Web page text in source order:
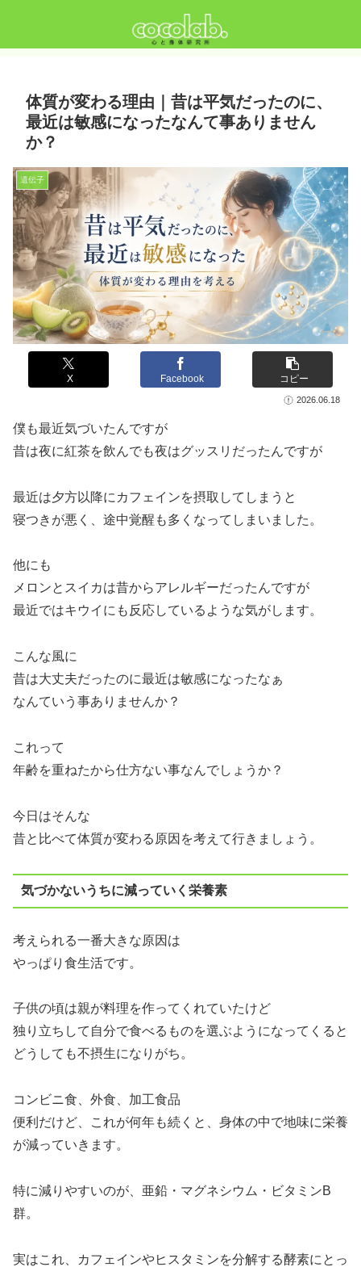
体質が変わる理由｜昔は平気だったのに、
最近は敏感になったなんて事ありません
か？
遺伝子
X Facebook コピー
2026.06.18
僕も最近気づいたんですが
昔は夜に紅茶を飲んでも夜はグッスリだったんですが
最近は夕方以降にカフェインを摂取してしまうと
寝つきが悪く、途中覚醒も多くなってしまいました。
他にも
メロンとスイカは昔からアレルギーだったんですが
最近ではキウイにも反応しているような気がします。
こんな風に
昔は大丈夫だったのに最近は敏感になったなぁ
なんていう事ありませんか？
これって
年齢を重ねたから仕方ない事なんでしょうか？
今日はそんな
昔と比べて体質が変わる原因を考えて行きましょう。
気づかないうちに減っていく栄養素
考えられる一番大きな原因は
やっぱり食生活です。
子供の頃は親が料理を作ってくれていたけど
独り立ちして自分で食べるものを選ぶようになってくると
どうしても不摂生になりがち。
コンビニ食、外食、加工食品
便利だけど、これが何年も続くと、身体の中で地味に栄養
が減っていきます。
特に減りやすいのが、亜鉛・マグネシウム・ビタミンB
群。
実はこれ、カフェインやヒスタミンを分解する酵素にとっ